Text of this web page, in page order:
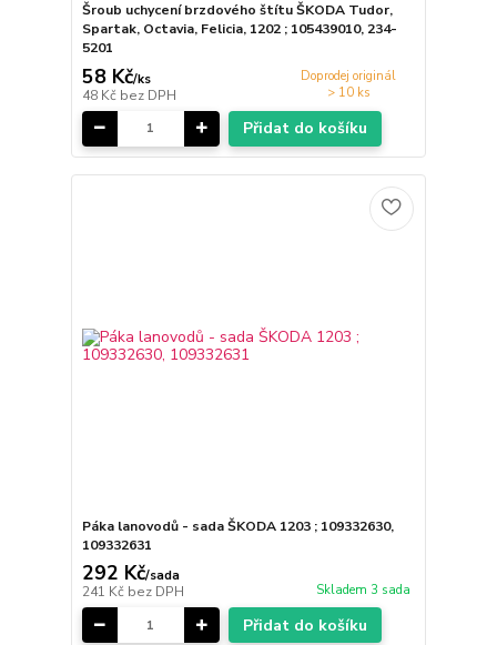
Šroub uchycení brzdového štítu ŠKODA Tudor,
Spartak, Octavia, Felicia, 1202 ; 105439010, 234-
5201
58 Kč/ks
48 Kč bez DPH
Doprodej originál
> 10 ks
Přidat do košíku
Páka lanovodů - sada ŠKODA 1203 ; 109332630,
109332631
292 Kč/sada
241 Kč bez DPH Skladem 3 sada
Přidat do košíku